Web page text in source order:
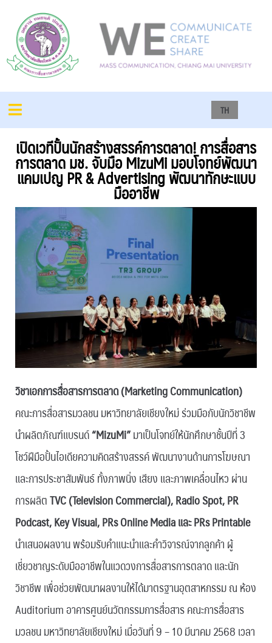
TH
เปิดเวทีปั้นนักสร้างสรรค์การตลาด! การสื่อสาร
การตลาด มช. จับมือ MizuMi มอบโจทย์พัฒนา
แคมเปญ PR & Advertising พัฒนาทักษะแบบ
มืออาชีพ
วิชาเอกการสื่อสารการตลาด (Marketing Communication)
คณะการสื่อสารมวลชน มหาวิทยาลัยเชียงใหม่ ร่วมมือกับนักวิชาชีพ
นำผลิตภัณฑ์แบรนด์“MizuMi”มาเป็นโจทย์ให้นักศึกษาชั้นปีที่ 3
โชว์ฝีมือปั้นไอเดียความคิดสร้างสรรค์ พัฒนางานด้านการโฆษณา
และการประชาสัมพันธ์ ทั้งภาพนิ่ง เสียง และภาพเคลื่อนไหว ผ่าน
การผลิตTVC (Television Commercial), Radio Spot, PR
Podcast, Key Visual, PRs Online Media และ PRs Printable
นำเสนอผลงาน พร้อมรับคำแนะนำและคำวิจารณ์จากลูกค้า ผู้
เชี่ยวชาญระดับมืออาชีพในแวดวงการสื่อสารการตลาด และนัก
วิชาชีพ เพื่อช่วยพัฒนาผลงานให้ได้มาตรฐานอุตสาหกรรม ณ ห้อง
Auditorium อาคารศูนย์นวัตกรรมการสื่อสาร คณะการสื่อสาร
มวลชน มหาวิทยาลัยเชียงใหม่ เมื่อวันที่ 9 – 10 มีนาคม 2568 เวลา